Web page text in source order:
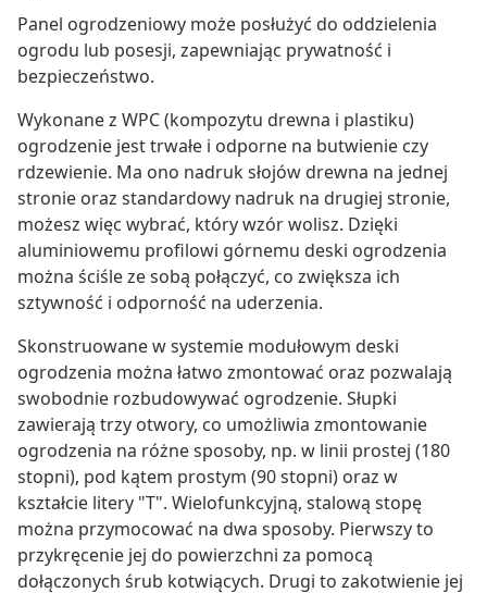
Panel ogrodzeniowy może posłużyć do oddzielenia
ogrodu lub posesji, zapewniając prywatność i
bezpieczeństwo.
Wykonane z WPC (kompozytu drewna i plastiku)
ogrodzenie jest trwałe i odporne na butwienie czy
rdzewienie. Ma ono nadruk słojów drewna na jednej
stronie oraz standardowy nadruk na drugiej stronie,
możesz więc wybrać, który wzór wolisz. Dzięki
aluminiowemu profilowi górnemu deski ogrodzenia
można ściśle ze sobą połączyć, co zwiększa ich
sztywność i odporność na uderzenia.
Skonstruowane w systemie modułowym deski
ogrodzenia można łatwo zmontować oraz pozwalają
swobodnie rozbudowywać ogrodzenie. Słupki
zawierają trzy otwory, co umożliwia zmontowanie
ogrodzenia na różne sposoby, np. w linii prostej (180
stopni), pod kątem prostym (90 stopni) oraz w
kształcie litery "T". Wielofunkcyjną, stalową stopę
można przymocować na dwa sposoby. Pierwszy to
przykręcenie jej do powierzchni za pomocą
dołączonych śrub kotwiących. Drugi to zakotwienie jej